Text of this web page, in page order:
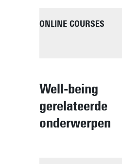
ONLINE COURSES
WERK-PRIVÉ
LEKKER IN JE VEL
ONGEWENST
STRESS IS FIJN
Well-being
gerelateerde
onderwerpen